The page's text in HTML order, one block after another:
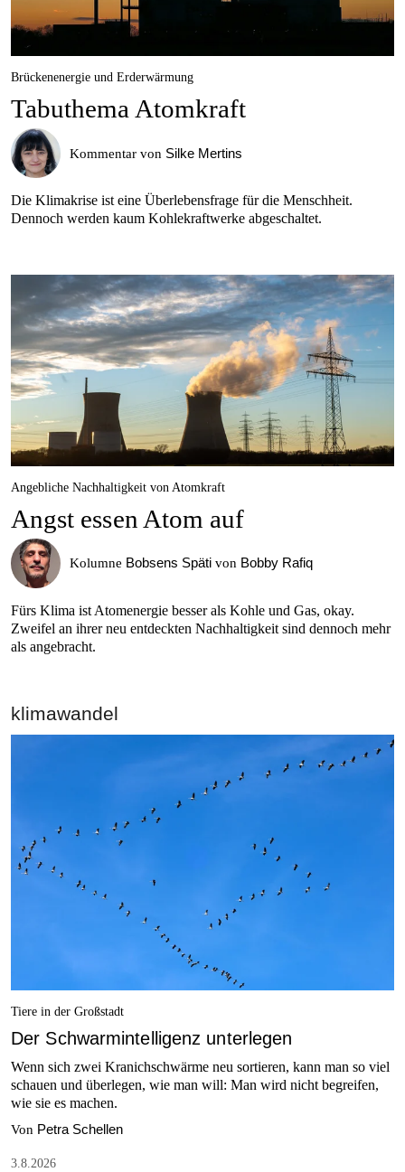
Brückenenergie und Erderwärmung
Tabuthema Atomkraft
Kommentar von Silke Mertins
Die Klimakrise ist eine Überlebensfrage für die Menschheit.
Dennoch werden kaum Kohlekraftwerke abgeschaltet.
Angebliche Nachhaltigkeit von Atomkraft
Angst essen Atom auf
Kolumne Bobsens Späti von Bobby Rafiq
Fürs Klima ist Atomenergie besser als Kohle und Gas, okay.
Zweifel an ihrer neu entdeckten Nachhaltigkeit sind dennoch mehr
als angebracht.
klimawandel
Tiere in der Großstadt
Der Schwarmintelligenz unterlegen
Wenn sich zwei Kranichschwärme neu sortieren, kann man so viel
schauen und überlegen, wie man will: Man wird nicht begreifen,
wie sie es machen.
Von Petra Schellen
3.8.2026